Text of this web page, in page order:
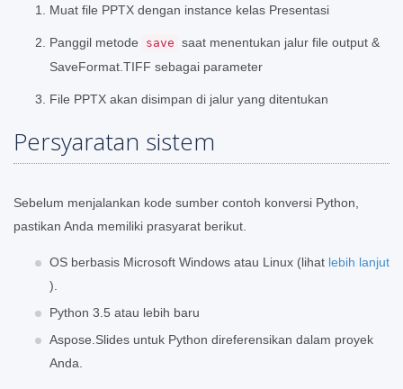
Muat file PPTX dengan instance kelas Presentasi
Panggil metode save saat menentukan jalur file output &
SaveFormat.TIFF sebagai parameter
File PPTX akan disimpan di jalur yang ditentukan
Persyaratan sistem
Sebelum menjalankan kode sumber contoh konversi Python,
pastikan Anda memiliki prasyarat berikut.
OS berbasis Microsoft Windows atau Linux (lihat lebih lanjut
).
Python 3.5 atau lebih baru
Aspose.Slides untuk Python direferensikan dalam proyek
Anda.